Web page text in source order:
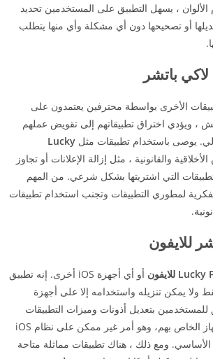
، يسهل التطبيق على المستخدمين تحديد
أو تصحيحها دون أي مشكلة وأي منها يتطلب
باتشر
الأخرى بواسطة محترفين يعتمدون على
، ويؤدي اختراق تطبيقاتهم إلى تقويض عملهم
يوصى باستخدام تطبيقات مثل Lucky
والقانونية ، مثل إزالة الإعلانات أو تجاوز
التي اشتريتها بشكل شرعي. من المهم
لمطوري التطبيقات وتجنب استخدام تطبيقات
للايفون
أو أي أجهزة iOS أخرى. إنه تطبيق
ولا يمكن تنزيله واستخدامه إلا على أجهزة
للمستخدمين بتعديل أذونات وميزات التطبيقات
الأخرى المثبتة على الجهاز الخاص بهم، وهو أمر غير ممكن على نظام iOS
ومع ذلك ، هناك تطبيقات مماثلة متاحة